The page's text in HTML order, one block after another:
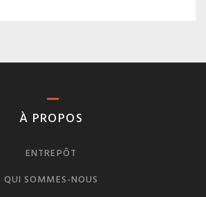
À PROPOS
ENTREPÔT
QUI SOMMES-NOUS